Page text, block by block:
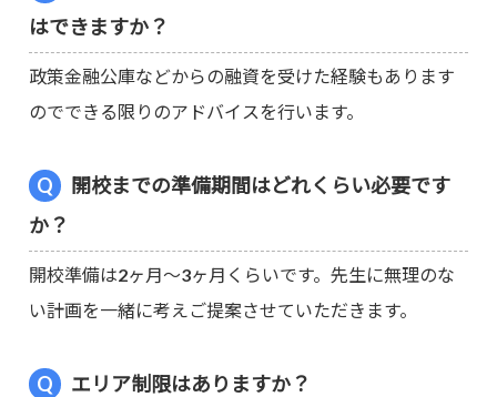
はできますか？
政策金融公庫などからの融資を受けた経験もあります
のでできる限りのアドバイスを行います。
開校までの準備期間はどれくらい必要です
か？
開校準備は2ヶ月～3ヶ月くらいです。先生に無理のな
い計画を一緒に考えご提案させていただきます。
エリア制限はありますか？